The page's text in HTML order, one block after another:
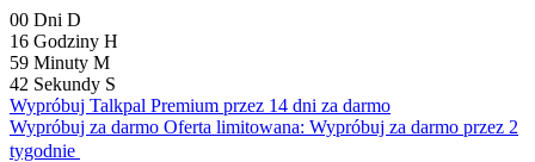
00 Dni D
16 Godziny H
59 Minuty M
41 Sekundy S
Wypróbuj Talkpal Premium przez 14 dni za darmo
Wypróbuj za darmo Oferta limitowana: Wypróbuj za darmo przez 2
tygodnie